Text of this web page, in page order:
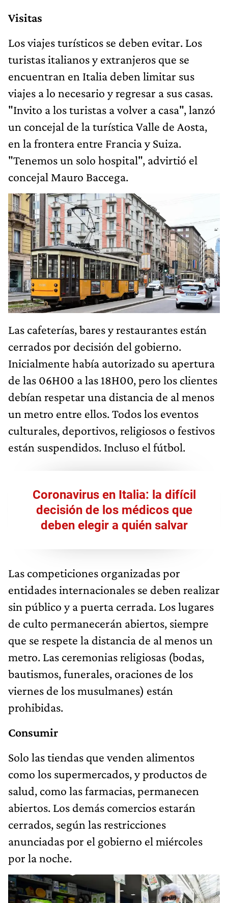
Visitas
Los viajes turísticos se deben evitar. Los
turistas italianos y extranjeros que se
encuentran en Italia deben limitar sus
viajes a lo necesario y regresar a sus casas.
"Invito a los turistas a volver a casa", lanzó
un concejal de la turística Valle de Aosta,
en la frontera entre Francia y Suiza.
"Tenemos un solo hospital", advirtió el
concejal Mauro Baccega.
Las cafeterías, bares y restaurantes están
cerrados por decisión del gobierno.
Inicialmente había autorizado su apertura
de las 06H00 a las 18H00, pero los clientes
debían respetar una distancia de al menos
un metro entre ellos. Todos los eventos
culturales, deportivos, religiosos o festivos
están suspendidos. Incluso el fútbol.
Coronavirus en Italia: la difícil
decisión de los médicos que
deben elegir a quién salvar
Las competiciones organizadas por
entidades internacionales se deben realizar
sin público y a puerta cerrada. Los lugares
de culto permanecerán abiertos, siempre
que se respete la distancia de al menos un
metro. Las ceremonias religiosas (bodas,
bautismos, funerales, oraciones de los
viernes de los musulmanes) están
prohibidas.
Consumir
Solo las tiendas que venden alimentos
como los supermercados, y productos de
salud, como las farmacias, permanecen
abiertos. Los demás comercios estarán
cerrados, según las restricciones
anunciadas por el gobierno el miércoles
por la noche.